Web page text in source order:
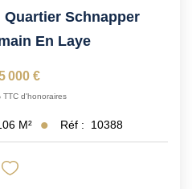
Quartier Schnapper
En Laye
000 €
TTC d'honoraires
M² Réf : 10388